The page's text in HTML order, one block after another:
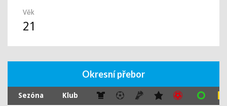
Věk
21
Okresní přebor
Sezóna Klub